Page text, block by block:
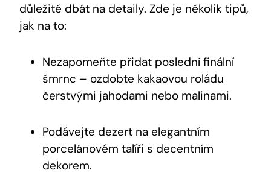
důležité dbát na detaily. Zde je několik tipů,
jak na to:
Nezapomeňte přidat poslední finální
šmrnc – ozdobte kakaovou roládu
čerstvými jahodami nebo malinami.
Podávejte dezert na elegantním
porcelánovém talíři s decentním
dekorem.